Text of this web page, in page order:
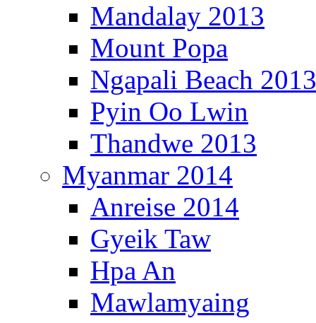
Mandalay 2013
Mount Popa
Ngapali Beach 2013
Pyin Oo Lwin
Thandwe 2013
Myanmar 2014
Anreise 2014
Gyeik Taw
Hpa An
Mawlamyaing